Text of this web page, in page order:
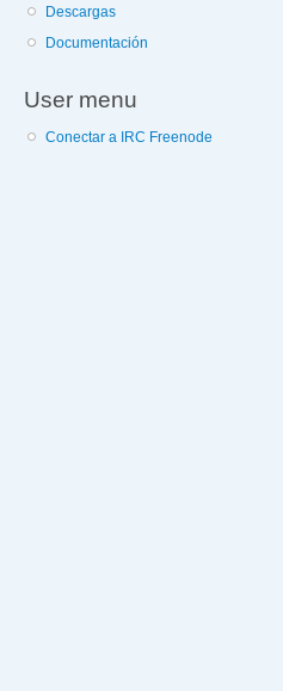
Descargas
Documentación
User menu
Conectar a IRC Freenode